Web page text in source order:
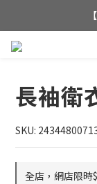
全
長袖衛
SKU:
全店，網店限時